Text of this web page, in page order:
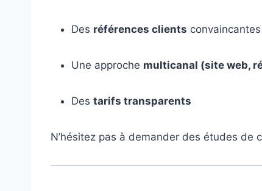
Des références clients convaincantes
Une approche multicanal (site web,
Des tarifs transparents
N’hésitez pas à demander des études de